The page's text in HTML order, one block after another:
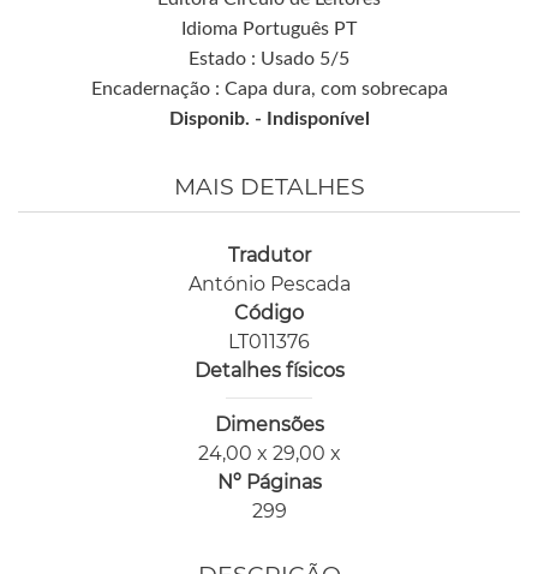
Idioma Português PT
Estado : Usado 5/5
Encadernação : Capa dura, com sobrecapa
Disponib. -
Indisponível
MAIS DETALHES
Tradutor
António Pescada
Código
LT011376
Detalhes físicos
Dimensões
24,00 x 29,00 x
Nº Páginas
299